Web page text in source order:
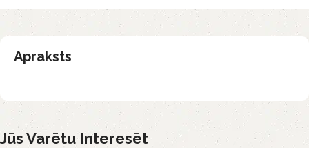
Apraksts
Jūs Varētu Interesēt